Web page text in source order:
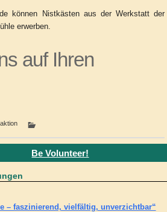
können Nistkästen aus der Werkstatt der
erwerben.
auf Ihren
Be Volunteer!
– faszinierend, vielfältig, unverzichtbar“